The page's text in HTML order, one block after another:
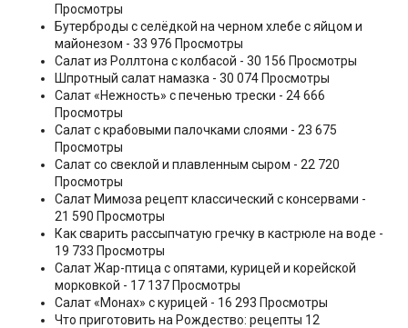
Просмотры
Бутерброды с селёдкой на черном хлебе с яйцом и
майонезом - 33 976 Просмотры
Салат из Роллтона с колбасой - 30 156 Просмотры
Шпротный салат намазка - 30 074 Просмотры
Салат «Нежность» с печенью трески - 24 666
Просмотры
Салат с крабовыми палочками слоями - 23 675
Просмотры
Салат со свеклой и плавленным сыром - 22 720
Просмотры
Салат Мимоза рецепт классический с консервами -
21 590 Просмотры
Как сварить рассыпчатую гречку в кастрюле на воде -
19 733 Просмотры
Салат Жар-птица с опятами, курицей и корейской
морковкой - 17 137 Просмотры
Салат «Монах» с курицей - 16 293 Просмотры
Что приготовить на Рождество: рецепты 12